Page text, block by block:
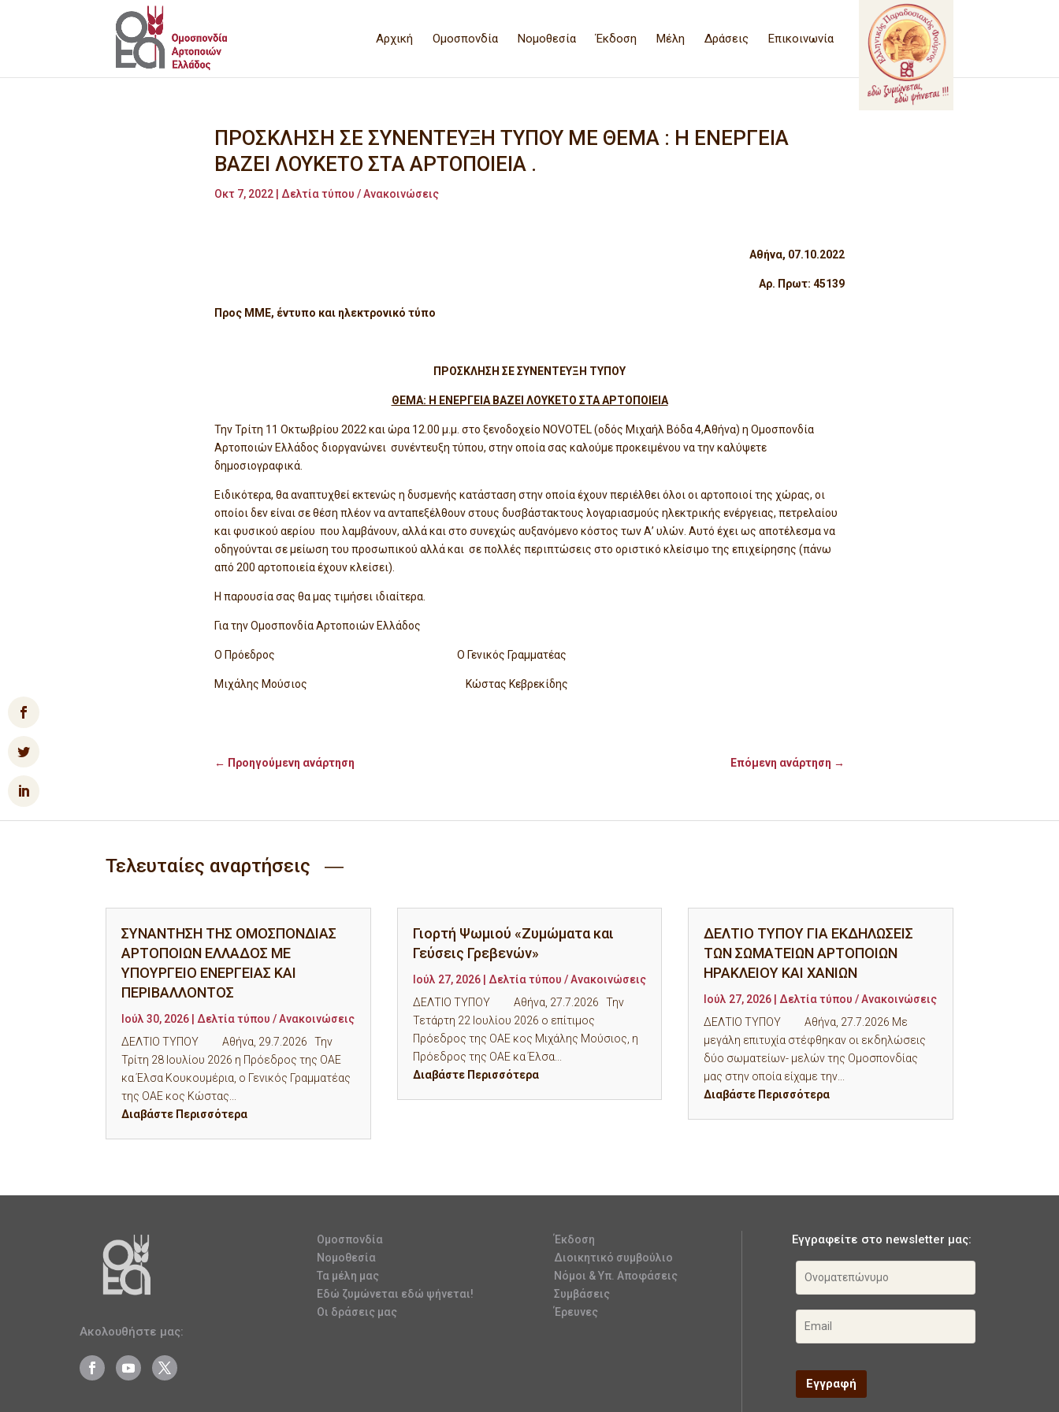
Αρχική Ομοσπονδία Νομοθεσία Έκδοση Μέλη Δράσεις Επικοινωνία
ΠΡΟΣΚΛΗΣΗ ΣΕ ΣΥΝΕΝΤΕΥΞΗ ΤΥΠΟΥ ΜΕ ΘΕΜΑ : Η ΕΝΕΡΓΕΙΑ
ΒΑΖΕΙ ΛΟΥΚΕΤΟ ΣΤΑ ΑΡΤΟΠΟΙΕΙΑ .
Οκτ 7, 2022 Δελτία τύπου / Ανακοινώσεις
Αθήνα, 07.10.2022
Αρ. Πρωτ: 45139
Προς ΜΜΕ, έντυπο και ηλεκτρονικό τύπο
ΠΡΟΣΚΛΗΣΗ ΣΕ ΣΥΝΕΝΤΕΥΞΗ ΤΥΠΟΥ
ΘΕΜΑ: Η ΕΝΕΡΓΕΙΑ ΒΑΖΕΙ ΛΟΥΚΕΤΟ ΣΤΑ ΑΡΤΟΠΟΙΕΙΑ
Την Τρίτη 11 Οκτωβρίου 2022 και ώρα 12.00 μ.μ. στο ξενοδοχείο NOVOTEL (οδός Μιχαήλ Βόδα 4,Αθήνα) η Ομοσπονδία
Αρτοποιών Ελλάδος διοργανώνει συνέντευξη τύπου, στην οποία σας καλούμε προκειμένου να την καλύψετε
δημοσιογραφικά.
Ειδικότερα, θα αναπτυχθεί εκτενώς η δυσμενής κατάσταση στην οποία έχουν περιέλθει όλοι οι αρτοποιοί της χώρας, οι
οποίοι δεν είναι σε θέση πλέον να ανταπεξέλθουν στους δυσβάστακτους λογαριασμούς ηλεκτρικής ενέργειας, πετρελαίου
και φυσικού αερίου που λαμβάνουν, αλλά και στο συνεχώς αυξανόμενο κόστος των Α’ υλών. Αυτό έχει ως αποτέλεσμα να
οδηγούνται σε μείωση του προσωπικού αλλά και σε πολλές περιπτώσεις στο οριστικό κλείσιμο της επιχείρησης (πάνω
από 200 αρτοποιεία έχουν κλείσει).
Η παρουσία σας θα μας τιμήσει ιδιαίτερα.
Για την Ομοσπονδία Αρτοποιών Ελλάδος
Ο Πρόεδρος Ο Γενικός Γραμματέας
Μιχάλης Μούσιος Κώστας Κεβρεκίδης
← Προηγούμενη ανάρτηση Επόμενη ανάρτηση →
Τελευταίες αναρτήσεις ―
ΣΥΝΑΝΤΗΣΗ ΤΗΣ ΟΜΟΣΠΟΝΔΙΑΣ
ΑΡΤΟΠΟΙΩΝ ΕΛΛΑΔΟΣ ΜΕ
ΥΠΟΥΡΓΕΙΟ ΕΝΕΡΓΕΙΑΣ ΚΑΙ
ΠΕΡΙΒΑΛΛΟΝΤΟΣ
Ιούλ 30, 2026
Δελτία τύπου / Ανακοινώσεις
ΔΕΛΤΙΟ ΤΥΠΟΥ Αθήνα, 29.7.2026 Την
Τρίτη 28 Ιουλίου 2026 η Πρόεδρος της ΟΑΕ
κα Έλσα Κουκουμέρια, ο Γενικός Γραμματέας
της ΟΑΕ κος Κώστας...
Διαβάστε Περισσότερα
Γιορτή Ψωμιού «Ζυμώματα και
Γεύσεις Γρεβενών»
Ιούλ 27, 2026| Δελτία τύπου / Ανακοινώσεις
ΔΕΛΤΙΟ ΤΥΠΟΥ Αθήνα, 27.7.2026 Την
Τετάρτη 22 Ιουλίου 2026 ο επίτιμος
Πρόεδρος της ΟΑΕ κος Μιχάλης Μούσιος, η
Πρόεδρος της ΟΑΕ κα Έλσα...
Διαβάστε Περισσότερα
ΔΕΛΤΙΟ ΤΥΠΟΥ ΓΙΑ ΕΚΔΗΛΩΣΕΙΣ
ΤΩΝ ΣΩΜΑΤΕΙΩΝ ΑΡΤΟΠΟΙΩΝ
ΗΡΑΚΛΕΙΟΥ ΚΑΙ ΧΑΝΙΩΝ
Ιούλ 27, 2026| Δελτία τύπου / Ανακοινώσεις
ΔΕΛΤΙΟ ΤΥΠΟΥ Αθήνα, 27.7.2026 Με
μεγάλη επιτυχία στέφθηκαν οι εκδηλώσεις
δύο σωματείων- μελών της Ομοσπονδίας
μας στην οποία είχαμε την...
Διαβάστε Περισσότερα
Ακολουθήστε μας:
Ομοσπονδία
Νομοθεσία
Τα μέλη μας
Εδώ ζυμώνεται εδώ ψήνεται!
Οι δράσεις μας
Έκδοση
Διοικητικό συμβούλιο
Νόμοι & Υπ. Αποφάσεις
Συμβάσεις
Έρευνες
Εγγραφείτε στο newsletter μας: